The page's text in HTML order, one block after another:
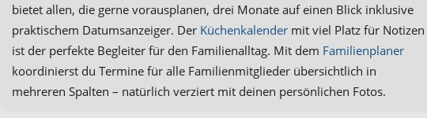
bietet allen, die gerne vorausplanen, drei Monate auf einen Blick inklusive
praktischem Datumsanzeiger. Der Küchenkalender mit viel Platz für Notizen
ist der perfekte Begleiter für den Familienalltag. Mit dem Familienplaner
koordinierst du Termine für alle Familienmitglieder übersichtlich in
mehreren Spalten – natürlich verziert mit deinen persönlichen Fotos.